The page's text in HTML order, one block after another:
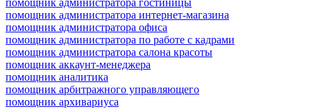
помощник администратора интернет-магазина
помощник администратора офиса
помощник администратора по работе с кадрами
помощник администратора салона красоты
помощник аккаунт-менеджера
помощник аналитика
помощник арбитражного управляющего
помощник архивариуса